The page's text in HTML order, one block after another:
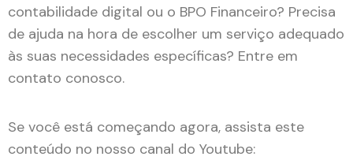
contabilidade digital ou o BPO Financeiro? Precisa
de ajuda na hora de escolher um serviço adequado
às suas necessidades específicas? Entre em
contato conosco.
Se você está começando agora, assista este
conteúdo no nosso canal do Youtube: